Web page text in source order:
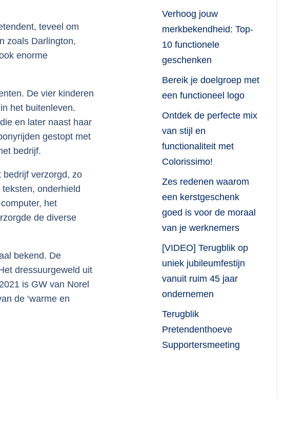
teveel om
zoals Darlington,
enorme
De vier kinderen
het buitenleven.
en later naast haar
gestopt met
bedrijf.
bedrijf verzorgd, zo
onderhield
het
de diverse
bekend. De
dressuurgeweld uit
is GW van Norel
de ‘warme en
Verhoog jouw
merkbekendheid: Top-
10 functionele
geschenken
Bereik je doelgroep met
een functioneel logo
Ontdek de perfecte mix
van stijl en
functionaliteit met
Colorissimo!
Zes redenen waarom
een kerstgeschenk
goed is voor de moraal
van je werknemers
[VIDEO] Terugblik op
uniek jubileumfestijn
vanuit ruim 45 jaar
ondernemen
Terugblik
Pretendenthoeve
Supportersmeeting